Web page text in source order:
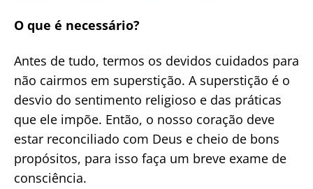
O que é necessário?
Antes de tudo, termos os devidos cuidados para
não cairmos em superstição. A superstição é o
desvio do sentimento religioso e das práticas
que ele impõe. Então, o nosso coração deve
estar reconciliado com Deus e cheio de bons
propósitos, para isso faça um breve exame de
consciência.